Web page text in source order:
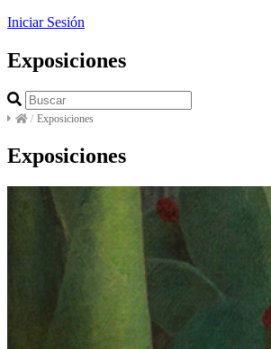
Iniciar Sesión
Exposiciones
/ Exposiciones
Exposiciones